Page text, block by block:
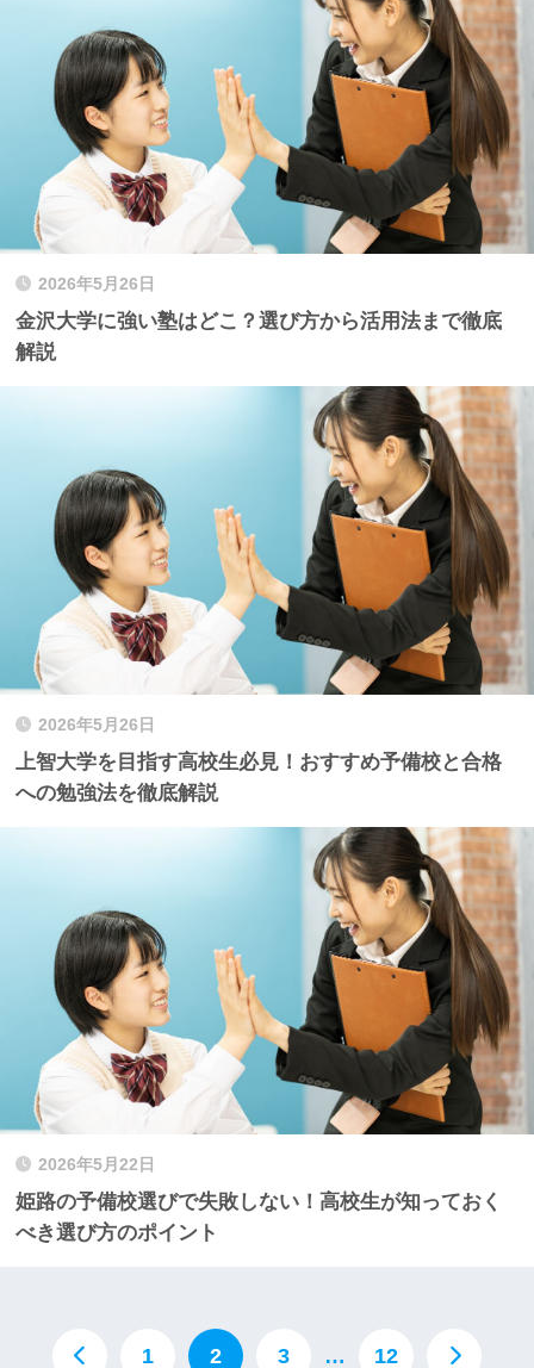
2026年5月26日
金沢大学に強い塾はどこ？選び方から活用法まで徹底
解説
2026年5月26日
上智大学を目指す高校生必見！おすすめ予備校と合格
への勉強法を徹底解説
2026年5月22日
姫路の予備校選びで失敗しない！高校生が知っておく
べき選び方のポイント
1 2 3 … 12